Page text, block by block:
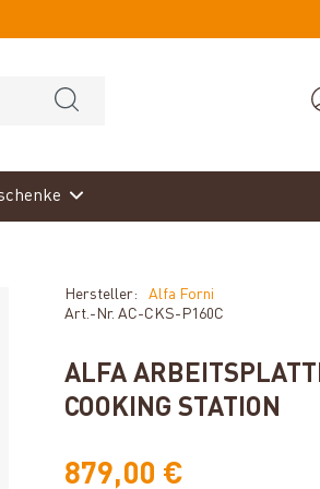
Hersteller:
Alfa Forni
Art.-Nr. AC-CKS-P160C
ALFA
OOKING STATION
879,00 €